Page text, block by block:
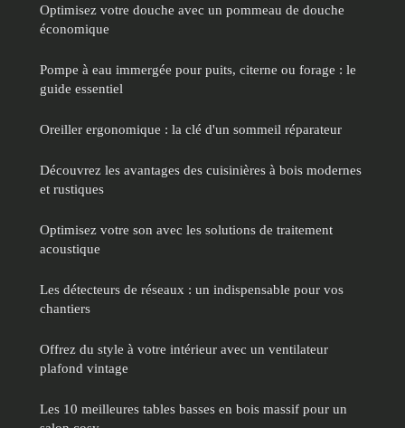
Optimisez votre douche avec un pommeau de douche
économique
Pompe à eau immergée pour puits, citerne ou forage : le
guide essentiel
Oreiller ergonomique : la clé d'un sommeil réparateur
Découvrez les avantages des cuisinières à bois modernes
et rustiques
Optimisez votre son avec les solutions de traitement
acoustique
Les détecteurs de réseaux : un indispensable pour vos
chantiers
Offrez du style à votre intérieur avec un ventilateur
plafond vintage
Les 10 meilleures tables basses en bois massif pour un